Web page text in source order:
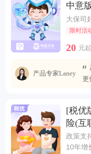
中意
大保司
限时活
20 元起
产品专家Laney
更
[税优
险(互
政策支
10年增